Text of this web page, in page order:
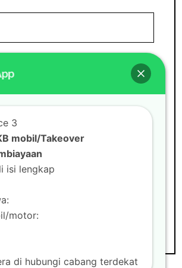
3
mobil/Takeover
isi lengkap
motor:
di hubungi cabang terdekat